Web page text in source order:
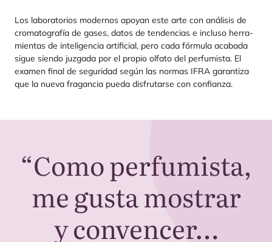
Los labo­ra­to­rios moder­nos apo­yan este arte con aná­li­sis de
cro­ma­to­gra­fía de gases, datos de ten­den­cias e inclu­so herra­
mien­tas de inte­li­gen­cia arti­fi­cial, pero cada fór­mu­la aca­ba­da
sigue sien­do juz­ga­da por el pro­pio olfa­to del per­fu­mis­ta. El
examen final de segu­ri­dad según las nor­mas IFRA garan­ti­za
que la nue­va fra­gan­cia pue­da dis­fru­tar­se con confianza.
“Como perfumista,
me gusta mostrar
y convencer…